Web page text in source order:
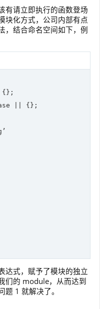
有请立即执行的函数登场
块化方式，公司内部有点
，结合命名空间如下，例
{};
|| {};
达式，赋予了模块的独立
们的 module，从而达到
1 就解决了。